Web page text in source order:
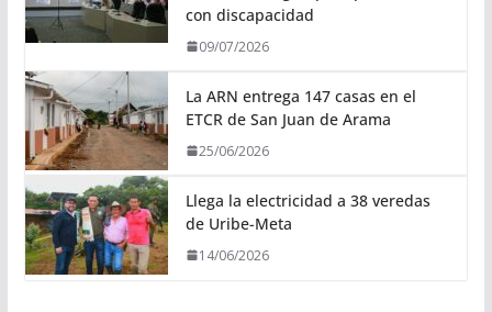
con discapacidad
09/07/2026
La ARN entrega 147 casas en el
ETCR de San Juan de Arama
25/06/2026
Llega la electricidad a 38 veredas
de Uribe-Meta
14/06/2026